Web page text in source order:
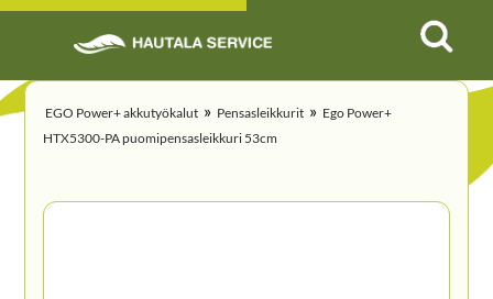
EGO Power+ akkutyökalut » Pensasleikkurit » Ego Power+
HTX5300-PA puomipensasleikkuri 53cm